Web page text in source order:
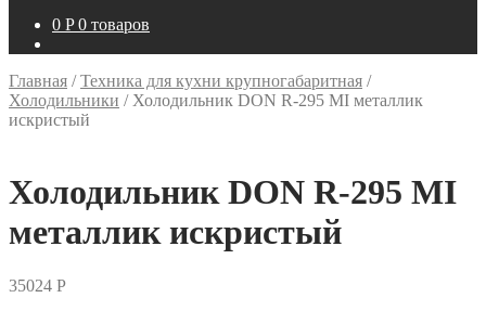
0 P 0 товаров
Главная /Техника для кухни крупногабаритная /
Холодильники / Холодильник DON R-295 MI металлик
искристый
Холодильник DON R-295 MI
металлик искристый
35024 P